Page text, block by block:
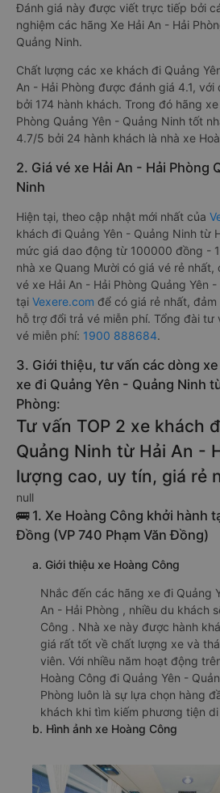
Đánh giá này được viết trực tiếp bởi
nghiệm các hãng Xe Hải An - Hải
Quảng Ninh.
Chất lượng các xe khách đi Quảng
An - Hải Phòng được đánh giá 4.1,
bởi 174 hành khách. Trong đó hãng
Phòng Quảng Yên - Quảng Ninh tốt
4.7/5 bởi 24 hành khách là nhà xe
2. Giá vé xe Hải An - Hải Phòng
Ninh
Hiện tại, theo cập nhật mới nhất của
khách đi Quảng Yên - Quảng Ninh từ
mức giá dao động từ 100000 đồng -
nhà xe Quang Mười có giá vé rẻ
vé xe Hải An - Hải Phòng Quảng Yên
tại Vexere.com để có giá rẻ nhất,
hỗ trợ đổi trả vé miễn phí. Tổng đài tư
vé miễn phí: 1900 888684.
3. Giới thiệu, tư vấn các dòng
xe đi Quảng Yên - Quảng Ninh
Phòng:
Tư vấn TOP 2 xe khách
Quảng Ninh từ Hải An -
lượng cao, uy tín, giá rẻ
null
🚌 1. Xe Hoàng Công khởi hành
Đồng (VP 740 Phạm Văn Đồng)
a. Giới thiệu xe Hoàng Công
Nhắc đến các hãng xe đi Quảng
An - Hải Phòng , nhiều du khách
Công . Nhà xe này được hành
giá rất tốt về chất lượng xe và
viên. Với nhiều năm hoạt động
Hoàng Công đi Quảng Yên -
Phòng luôn là sự lựa chọn hàng
khách khi tìm kiếm phương tiện
b. Hình ảnh xe Hoàng Công